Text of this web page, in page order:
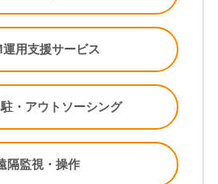
運用支援サービス
・アウトソーシング
隔監視・操作